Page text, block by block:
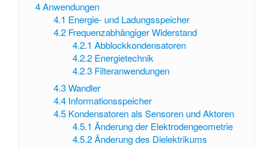
4Anwendungen
4.1 Energie- und Ladungsspeicher
4.2 Frequenzabhängiger Widerstand
4.2.1 Abblockkondensatoren
4.2.2 Energietechnik
4.2.3 Filteranwendungen
4.3 Wandler
4.4 Informationsspeicher
4.5 Kondensatoren als Sensoren und Aktoren
4.5.1 Änderung der Elektrodengeometrie
4.5.2 Änderung des Dielektrikums